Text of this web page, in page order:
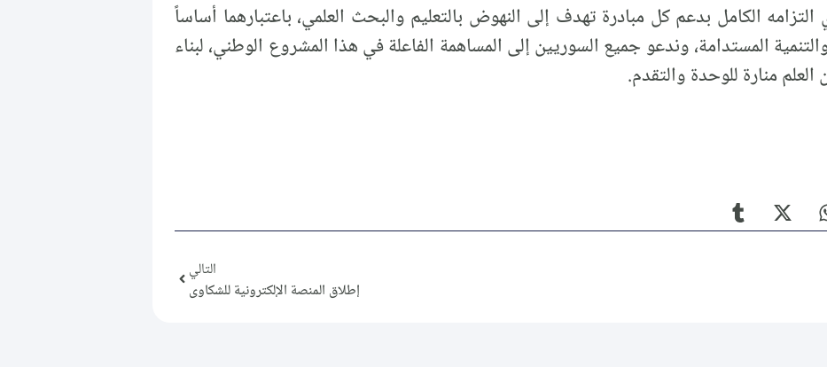
الكامل بدعم كل مبادرة تهدف إلى النهوض بالتعليم والبحث العلمي، باعتبارهما أساساً
المستدامة، وندعو جميع السوريين إلى المساهمة الفاعلة في هذا المشروع الوطني، لبناء
منارة للوحدة والتقدم.
التالي
إطلاق المنصة الإلكترونية للشكاوى